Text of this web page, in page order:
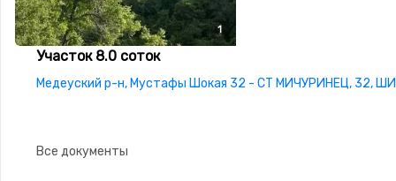
1
Участок 8.0 соток
Медеуский р-н, Мустафы Шокая 32 - СТ МИЧУРИНЕЦ, 32,
Все документы